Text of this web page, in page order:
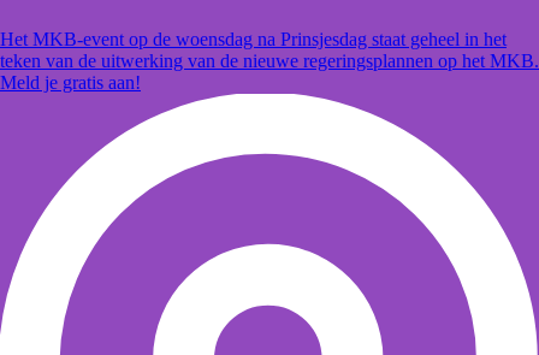
Het MKB-event op de woensdag na Prinsjesdag staat geheel in het
teken van de uitwerking van de nieuwe regeringsplannen op het MKB.
Meld je gratis aan!